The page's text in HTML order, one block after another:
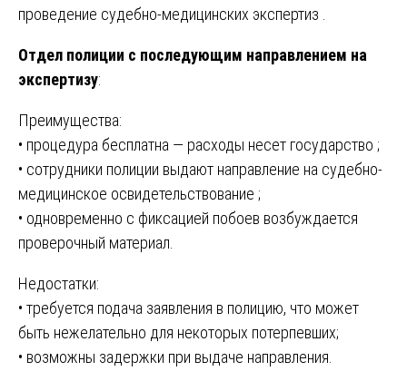
проведение судебно-медицинских экспертиз .
Отдел полиции с последующим направлением на
экспертизу:
Преимущества:
• процедура бесплатна — расходы несет государство ;
• сотрудники полиции выдают направление на судебно-
медицинское освидетельствование ;
• одновременно с фиксацией побоев возбуждается
проверочный материал.
Недостатки:
• требуется подача заявления в полицию, что может
быть нежелательно для некоторых потерпевших;
• возможны задержки при выдаче направления.